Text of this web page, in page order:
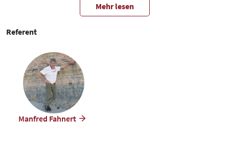
Übersetzung in Textform direkt auf Ihrem Smartphone. Wenn Sie
Kopfhörer haben, können Sie die Übersetzung auch darüber verfolgen.
2. Übersetzung per Headset (Beta-Version):
Für eine Übersetzung als Ton stehen Ihnen Headsets zur Verfügung.
Mehr lesen
Referent
Manfred Fahnert